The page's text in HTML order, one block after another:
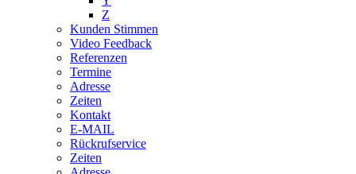
Z
Kunden Stimmen
Video Feedback
Referenzen
Termine
Adresse
Zeiten
Kontakt
E-MAIL
Rückrufservice
Zeiten